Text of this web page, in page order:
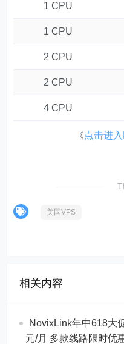
1 CPU
1 CPU
2 CPU
2 CPU
4 CPU
《点击进
美国VPS
相关内容
NovixLink年中618大
元/月 多款线路限时优